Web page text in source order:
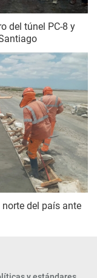
del túnel PC-8 y
norte del país ante